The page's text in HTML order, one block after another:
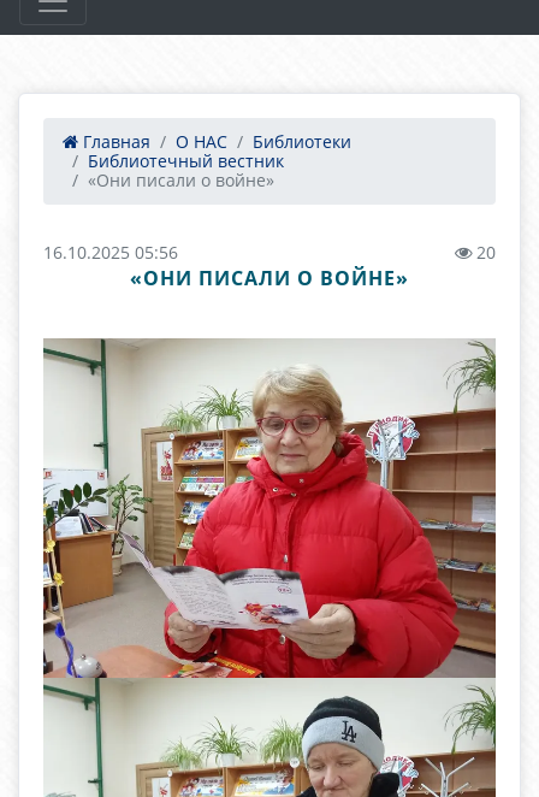
Главная О НАС
Библиотеки
Библиотечный вестник
«Они писали о войне»
16.10.2025 05:56 20
«ОНИ ПИСАЛИ О ВОЙНЕ»